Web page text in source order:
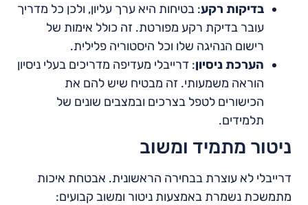
בדיקות רקע: בטיחות היא ערך עליון, ולכן כל מדריך
עובר בדיקת רקע מפורטת. זה כולל אימות של
רישום הנהיגה שלו וכל היסטוריה פלילית.
הערכת ניסיון: דרייבלי מעדיפה מדריכים בעלי ניסיון
הוראה משמעותי. זה מבטיח שיש להם את
הכישורים לטפל בצרכים ובמצבים שונים של
תלמידים.
ניטור מתמיד ומשוב
דרייבלי לא עוצרת בבחירה הראשונית. אבטחת איכות
מתמשכת נשמרת באמצעות ניטור ומשוב קבועים: